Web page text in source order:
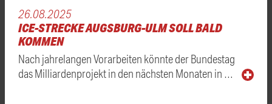
26.08.2025
ICE-STRECKE AUGSBURG-ULM SOLL BALD
KOMMEN
Nach jahrelangen Vorarbeiten könnte der Bundestag
das Milliardenprojekt in den nächsten Monaten in …